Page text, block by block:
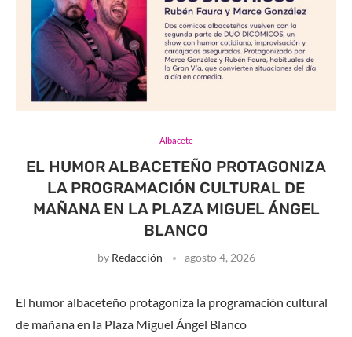
Albacete
EL HUMOR ALBACETEÑO PROTAGONIZA
LA PROGRAMACIÓN CULTURAL DE
MAÑANA EN LA PLAZA MIGUEL ÁNGEL
BLANCO
by Redacción agosto 4, 2026
El humor albaceteño protagoniza la programación cultural
de mañana en la Plaza Miguel Ángel Blanco